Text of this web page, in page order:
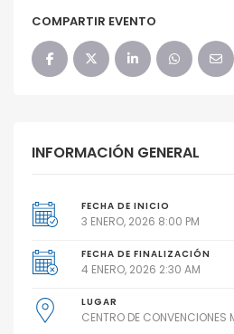
COMPARTIR EVENTO
INFORMACIÓN GENERAL
FECHA DE INICIO
3 ENERO, 2026 8:00 PM
FECHA DE FINALIZACIÓN
4 ENERO, 2026 2:30 AM
LUGAR
CENTRO DE CONVENCIONES